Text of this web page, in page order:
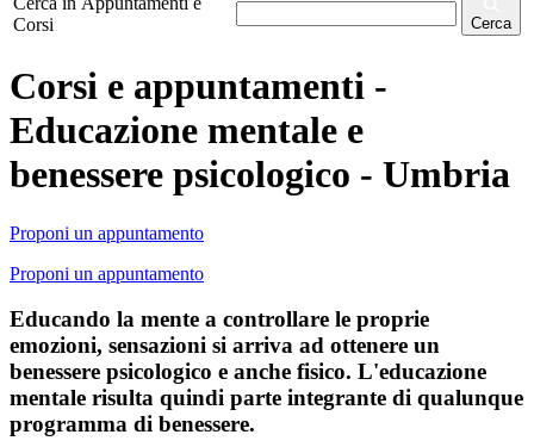
Corsi
Cerca
Corsi e appuntamenti -
Educazione mentale e
benessere psicologico - Umbria
Proponi un appuntamento
Proponi un appuntamento
Educando la mente a controllare le proprie
emozioni, sensazioni si arriva ad ottenere un
benessere psicologico e anche fisico. L'educazione
mentale risulta quindi parte integrante di qualunque
programma di benessere.